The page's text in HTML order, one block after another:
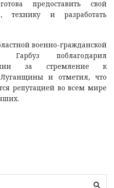
предоставить свой
технику и разработать
военно-гражданской
поблагодарил
за стремление к
и отметил, что
репутацией во всем мире